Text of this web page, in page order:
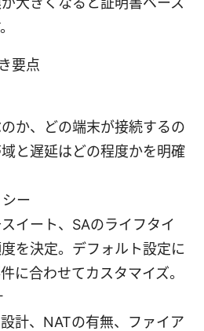
要点
か、どの端末が接続するの
と遅延はどの程度かを明確
ー
イート、SAのライフタイ
を決定。デフォルト設定に
に合わせてカスタマイズ。
計、NATの有無、ファイア